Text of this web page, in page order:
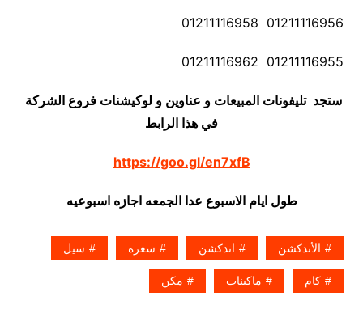
01211116956 01211116958
01211116955 01211116962
ستجد تليفونات المبيعات و عناوين و لوكيشنات فروع الشركة
في هذا الرابط
https://goo.gl/en7xfB
طول ايام الاسبوع عدا الجمعه اجازه اسبوعيه
الأندكشن اندكشن سعره سيل
كام ماكينات مكن